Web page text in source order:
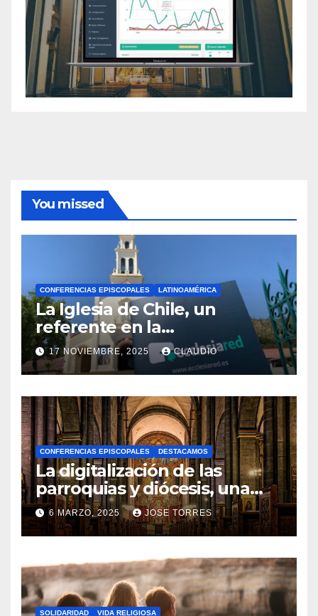
You missed
CONFERENCIAS EPISCOPALES LATINOAMÉRICA
La Iglesia de Chile, un
referente en la
transformación digital
gracias a Ecclesiared
17 NOVIEMBRE, 2025 CLAUDIO
N
O
H
A
Y
C
O
M
N
T
A
CONFERENCIAS EPISCOPALES DESTACAMOS
La digitalización de las
parroquias y diócesis, una
realidad ya para el futuro de
la Iglesia
6 MARZO, 2025 JOSE TORRES
N
O
H
A
SOLIDARIDAD VIDA RELIGIOSA